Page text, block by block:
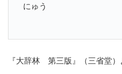
にゅう
『大辞林 第三版』（三省堂）